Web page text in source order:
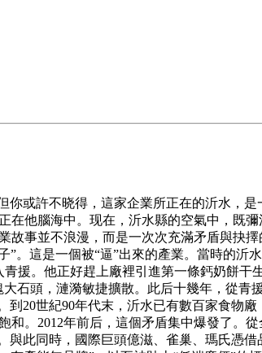
許不晓得，這家企業所正在的沂水，是
他腦海中。现在，沂水縣的空氣中，既
故事並不浪漫，而是一次次充滿矛盾與
。這是一個被“逼”出來的產業。當時的
援。他正好趕上廠裡引進第一條鈣奶餅
石頭，漣漪敏捷擴散。此后十幾年，從
20世紀90年代末，沂水已有數百家食物
。2012年前后，這個矛盾集中爆發了。
與此同時，國際巨頭億滋、雀巢、瑪氏憑